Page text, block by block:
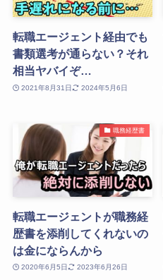
転職エージェント経由でも
書類選考が通らない？それ
相当ヤバイぞ…
2021年8月31日 2024年5月6日
職務経歴書
転職エージェントが職務経
歴書を添削してくれないの
は金にならんから
2020年6月5日 2023年6月26日